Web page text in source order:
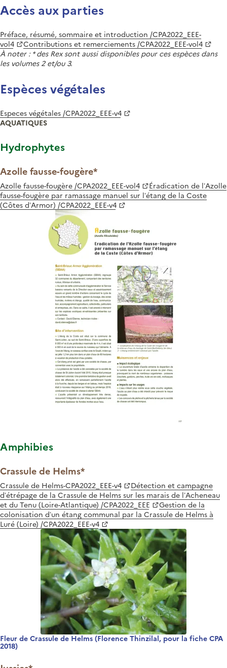
Accès aux parties
Préface, résumé, sommaire et introduction /CPA2022_EEE-
vol4
Contributions et remerciements /CPA2022_EEE-vol4
À noter : * des Rex sont aussi disponibles pour ces espèces dans
les volumes 2 et/ou 3.
Espèces végétales
Especes végétales /CPA2022_EEE-v4
AQUATIQUES
Hydrophytes
Azolle fausse-fougère*
Azolle fausse-fougère /CPA2022_EEE-vol4
Éradication de l’Azolle
fausse-fougère par ramassage manuel sur l’étang de la Coste
(Côtes d’Armor) /CPA2022_EEE-v4
Amphibies
Crassule de Helms*
Crassule de Helms-CPA2022_EEE-v4
Détection et campagne
d’étrépage de la Crassule de Helms sur les marais de l’Acheneau
et du Tenu (Loire-Atlantique) /CPA2022_EEE
Gestion de la
colonisation d’un étang communal par la Crassule de Helms à
Luré (Loire) /CPA2022_EEE-v4
Fleur de Crassule de Helms (Florence Thinzilal, pour la fiche CPA
2018)